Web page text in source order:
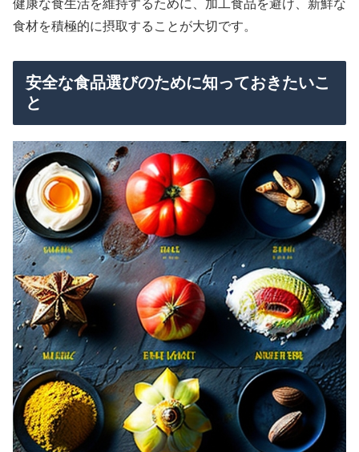
健康な食生活を維持するために、加工食品を避け、新鮮な
食材を積極的に摂取することが大切です。
安全な食品選びのために知っておきたいこ
と